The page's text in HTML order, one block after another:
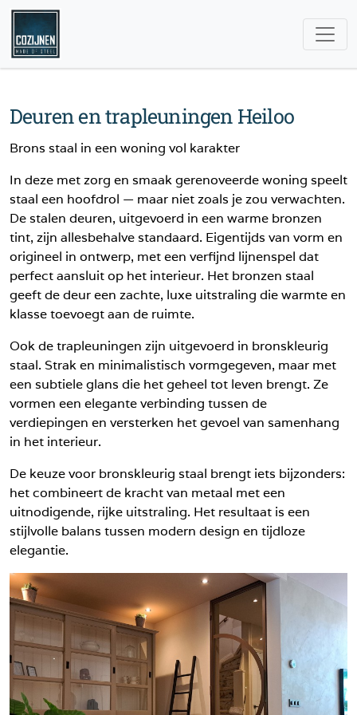
Deuren en trapleuningen Heiloo
Brons staal in een woning vol karakter
In deze met zorg en smaak gerenoveerde woning speelt
staal een hoofdrol — maar niet zoals je zou verwachten.
De stalen deuren, uitgevoerd in een warme bronzen
tint, zijn allesbehalve standaard. Eigentijds van vorm en
origineel in ontwerp, met een verfijnd lijnenspel dat
perfect aansluit op het interieur. Het bronzen staal
geeft de deur een zachte, luxe uitstraling die warmte en
klasse toevoegt aan de ruimte.
Ook de trapleuningen zijn uitgevoerd in bronskleurig
staal. Strak en minimalistisch vormgegeven, maar met
een subtiele glans die het geheel tot leven brengt. Ze
vormen een elegante verbinding tussen de
verdiepingen en versterken het gevoel van samenhang
in het interieur.
De keuze voor bronskleurig staal brengt iets bijzonders:
het combineert de kracht van metaal met een
uitnodigende, rijke uitstraling. Het resultaat is een
stijlvolle balans tussen modern design en tijdloze
elegantie.